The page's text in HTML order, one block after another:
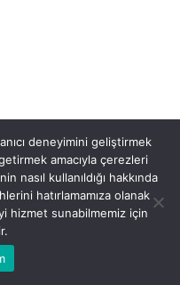
deneyimini geliştirmek
amacıyla çerezleri
nasıl kullanıldığı hakkında
hatırlamamıza olanak
hizmet sunabilmemiz için